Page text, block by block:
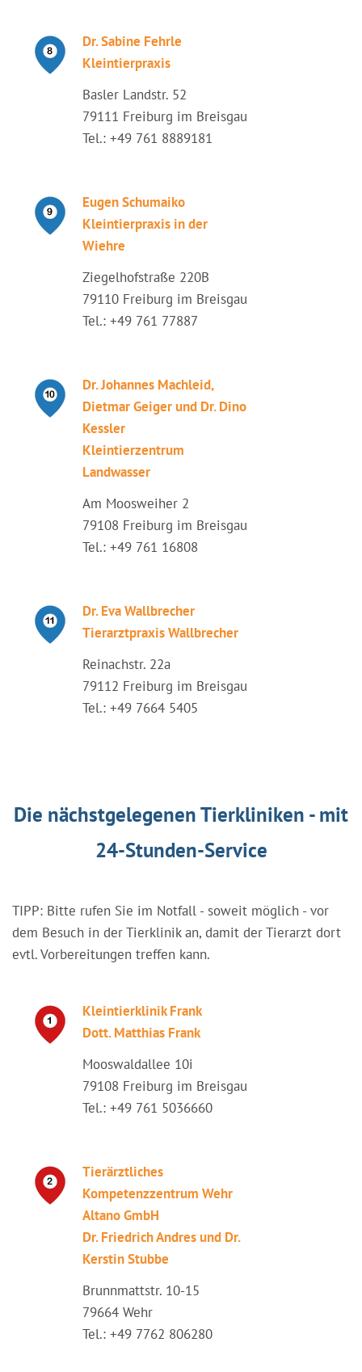
Dr. Sabine Fehrle
Kleintierpraxis
Basler Landstr. 52
79111 Freiburg im Breisgau
Tel.: +49 761 8889181
Eugen Schumaiko
Kleintierpraxis in der
Wiehre
Ziegelhofstraße 220B
79110 Freiburg im Breisgau
Tel.: +49 761 77887
Dr. Johannes Machleid,
Dietmar Geiger und Dr. Dino
Kessler
Kleintierzentrum
Landwasser
Am Moosweiher 2
79108 Freiburg im Breisgau
Tel.: +49 761 16808
Dr. Eva Wallbrecher
Tierarztpraxis Wallbrecher
Reinachstr. 22a
79112 Freiburg im Breisgau
Tel.: +49 7664 5405
Die nächstgelegenen Tierkliniken - mit
24-Stunden-Service
TIPP: Bitte rufen Sie im Notfall - soweit möglich - vor
dem Besuch in der Tierklinik an, damit der Tierarzt dort
evtl. Vorbereitungen treffen kann.
Kleintierklinik Frank
Dott. Matthias Frank
Mooswaldallee 10i
79108 Freiburg im Breisgau
Tel.: +49 761 5036660
Tierärztliches
Kompetenzzentrum Wehr
Altano GmbH
Dr. Friedrich Andres und Dr.
Kerstin Stubbe
Brunnmattstr. 10-15
79664 Wehr
Tel.: +49 7762 806280